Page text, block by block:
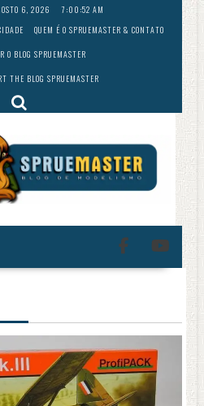
6, 2026
7:00:53 AM
QUEM É O SPRUEMASTER & CONTATO
O BLOG SPRUEMASTER
THE BLOG SPRUEMASTER